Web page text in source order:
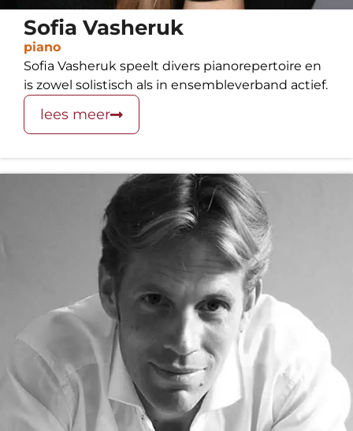
Sofia Vasheruk
piano
Sofia Vasheruk speelt divers pianorepertoire en
is zowel solistisch als in ensembleverband actief.
lees meer